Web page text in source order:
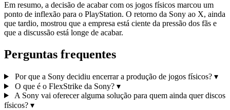
Em resumo, a decisão de acabar com os jogos físicos marcou um
ponto de inflexão para o PlayStation. O retorno da Sony ao X, ainda
que tardio, mostrou que a empresa está ciente da pressão dos fãs e
que a discussão está longe de acabar.
Perguntas frequentes
Por que a Sony decidiu encerrar a produção de jogos físicos? ▾
O que é o FlexStrike da Sony? ▾
A Sony vai oferecer alguma solução para quem ainda quer discos
físicos? ▾